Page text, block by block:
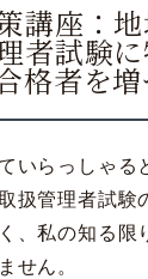
講座：
者試験
格者を
いらっしゃる
扱管理者試験
、私の知る限
せん。